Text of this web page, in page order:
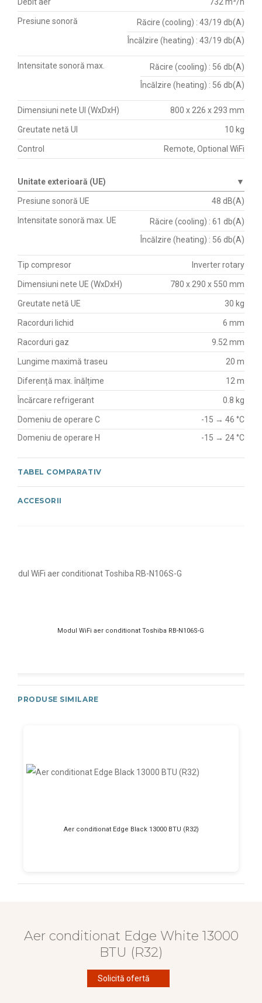
Presiune sonoră
Răcire (cooling) : 43/19 db(A)
Încălzire (heating) : 43/19 db(A)
Intensitate sonoră max.
Răcire (cooling) : 56 db(A)
Încălzire (heating) : 56 db(A)
Dimensiuni nete UI (WxDxH) 800 x 226 x 293 mm
Greutate netă UI 10 kg
Control Remote, Optional WiFi
Unitate exterioară (UE) ▼
Presiune sonoră UE 48 dB(A)
Intensitate sonoră max. UE
Răcire (cooling) : 61 db(A)
Încălzire (heating) : 56 db(A)
Tip compresor Inverter rotary
Dimensiuni nete UE (WxDxH) 780 x 290 x 550 mm
Greutate netă UE 30 kg
Racorduri lichid 6 mm
Racorduri gaz 9.52 mm
Lungime maximă traseu 20 m
Diferență max. înălțime 12 m
Încărcare refrigerant 0.8 kg
Domeniu de operare C
-15 → 46 °C
Domeniu de operare H
-15 → 24 °C
TABEL COMPARATIV
ACCESORII
Modul WiFi aer conditionat Toshiba RB-N106S-G
PRODUSE SIMILARE
Aer conditionat Edge Black 13000 BTU (R32)
Aer conditionat Edge White 13000
BTU (R32)
Solicită ofertă